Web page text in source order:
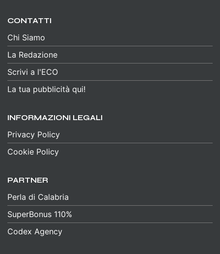
CONTATTI
Chi Siamo
La Redazione
Scrivi a l'ECO
La tua pubblicità qui!
INFORMAZIONI LEGALI
Privacy Policy
Cookie Policy
PARTNER
Perla di Calabria
SuperBonus 110%
Codex Agency